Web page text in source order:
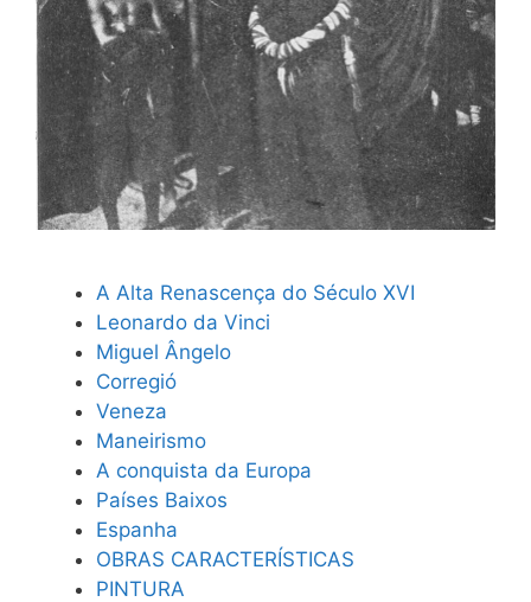
A Alta Renascença do Século XVI
Leonardo da Vinci
Miguel Ângelo
Corregió
Veneza
Maneirismo
A conquista da Europa
Países Baixos
Espanha
OBRAS CARACTERÍSTICAS
PINTURA